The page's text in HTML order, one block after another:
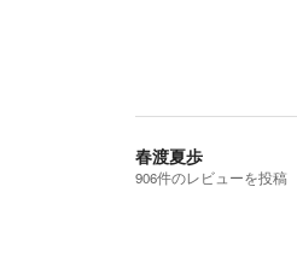
春渡夏歩
906件のレビューを投稿